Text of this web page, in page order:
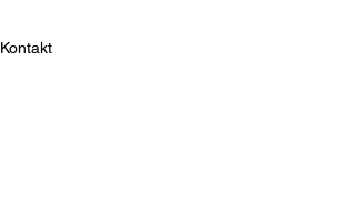
Kontakt